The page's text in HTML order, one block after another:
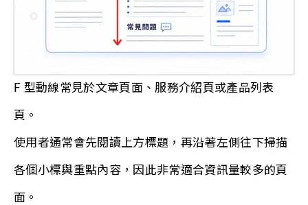
F 型動線常見於文章頁面、服務介紹頁或產品列表
頁。
使用者通常會先閱讀上方標題，再沿著左側往下掃描
各個小標與重點內容，因此非常適合資訊量較多的頁
面。